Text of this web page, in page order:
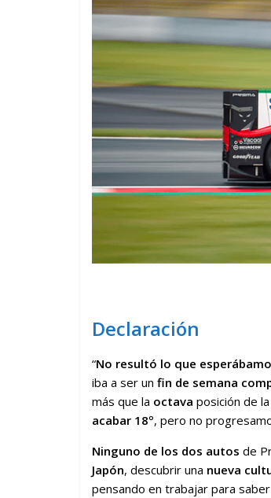
Declaración
“No resultó lo que
iba a ser un fin de semana
más que la octava posición de
acabar 18º, pero no
Ninguno de los dos autos de
Japón, descubrir una nueva
pensando en trabajar para